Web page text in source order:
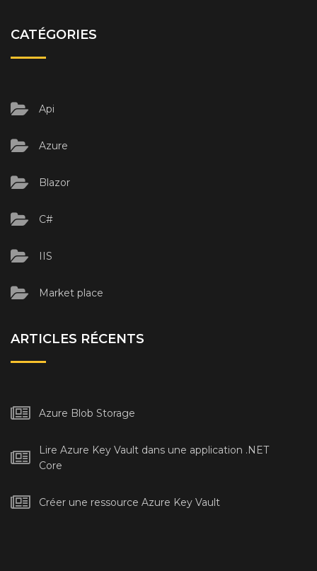
CATÉGORIES
Api
Azure
Blazor
C#
IIS
Market place
ARTICLES RÉCENTS
Azure Blob Storage
Lire Azure Key Vault dans une application .NET
Core
Créer une ressource Azure Key Vault